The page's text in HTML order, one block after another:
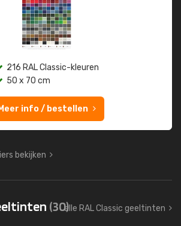
216 RAL Classic-kleuren
50 x 70 cm
Meer info / bestellen
bekijken
(30)alle RAL Classic geeltinten